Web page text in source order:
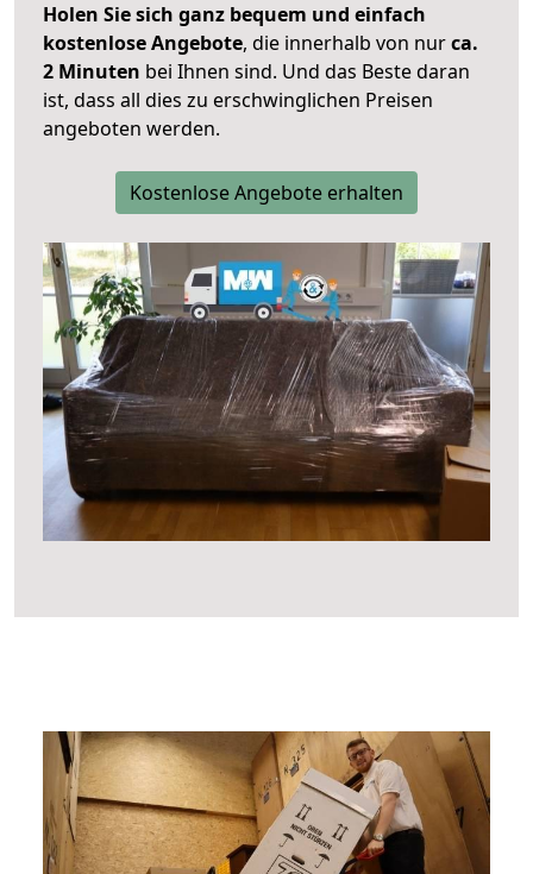
Holen Sie sich ganz bequem und einfach
kostenlose Angebote, die innerhalb von nurca.
2 Minuten bei Ihnen sind. Und das Beste daran
ist, dass all dies zu erschwinglichen Preisen
angeboten werden.
Kostenlose Angebote erhalten